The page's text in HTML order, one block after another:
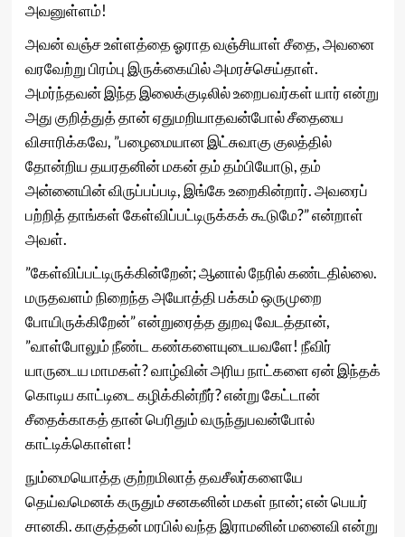
அவனுள்ளம்!
அவன் வஞ்ச உள்ளத்தை ஓராத வஞ்சியாள் சீதை, அவனை
வரவேற்று பிரம்பு இருக்கையில் அமரச்செய்தாள்.
அமர்ந்தவன் இந்த இலைக்குடிலில் உறைபவர்கள் யார் என்று
அது குறித்துத் தான் ஏதுமறியாதவன்போல் சீதையை
விசாரிக்கவே, ”பழைமையான இட்சுவாகு குலத்தில்
தோன்றிய தயரதனின் மகன் தம் தம்பியோடு, தம்
அன்னையின் விருப்பப்படி, இங்கே உறைகின்றார். அவரைப்
பற்றித் தாங்கள் கேள்விப்பட்டிருக்கக் கூடுமே?” என்றாள்
அவள்.
”கேள்விப்பட்டிருக்கின்றேன்; ஆனால் நேரில் கண்டதில்லை.
மருதவளம் நிறைந்த அயோத்தி பக்கம் ஒருமுறை
போயிருக்கிறேன்” என்றுரைத்த துறவு வேடத்தான்,
”வாள்போலும் நீண்ட கண்களையுடையவளே! நீவிர்
யாருடைய மாமகள்? வாழ்வின் அரிய நாட்களை ஏன் இந்தக்
கொடிய காட்டிடை கழிக்கின்றீர்? என்று கேட்டான்
சீதைக்காகத் தான் பெரிதும் வருந்துபவன்போல்
காட்டிக்கொள்ள!
நும்மையொத்த குற்றமிலாத் தவசீலர்களையே
தெய்வமெனக் கருதும் சனகனின் மகள் நான்; என் பெயர்
சானகி. காகுத்தன் மரபில் வந்த இராமனின் மனைவி என்று